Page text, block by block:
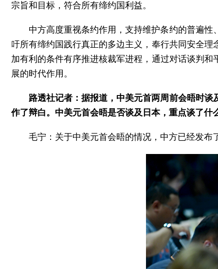
宗旨和目标，符合所有缔约国利益。
中方高度重视条约作用，支持维护条约的普遍
吁所有缔约国践行真正的多边主义，奉行共同安全
加有利的条件有序推进核裁军进程，通过对话谈判
展的时代作用。
路透社记者：据报道，中美元首两周前会晤时
作了辩白。中美元首会晤是否谈及日本，重点谈了什
毛宁：关于中美元首会晤的情况，中方已经发